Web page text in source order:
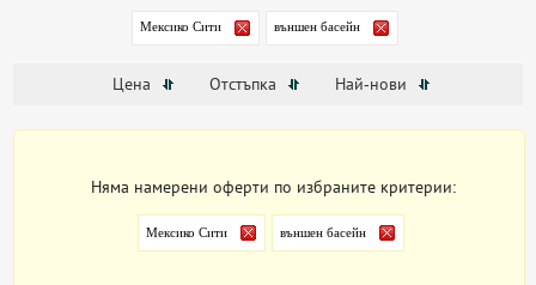
Мексико Сити външен басейн
Цена Отстъпка Най-нови
Няма намерени оферти по избраните критерии:
Мексико Сити външен басейн